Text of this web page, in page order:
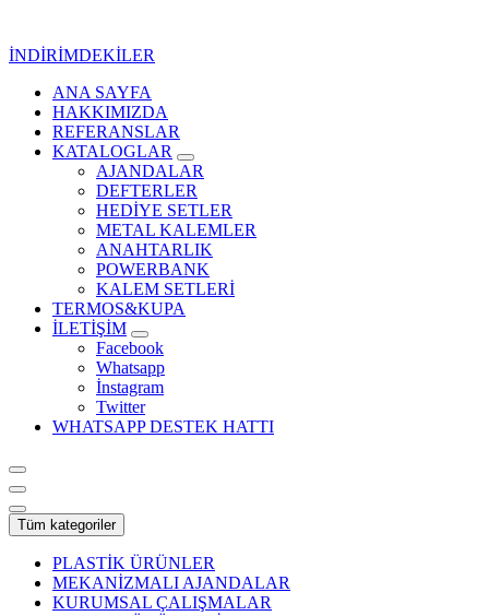
İNDİRİMDEKİLER
Kurumsal Promosyon-Hediyelik
ANA SAYFA
HAKKIMIZDA
REFERANSLAR
KATALOGLAR
AJANDALAR
DEFTERLER
HEDİYE SETLER
METAL KALEMLER
ANAHTARLIK
POWERBANK
KALEM SETLERİ
TERMOS&KUPA
İLETİŞİM
Facebook
Whatsapp
İnstagram
Twitter
WHATSAPP DESTEK HATTI
Tüm kategoriler
PLASTİK ÜRÜNLER
MEKANİZMALI AJANDALAR
KURUMSAL ÇALIŞMALAR